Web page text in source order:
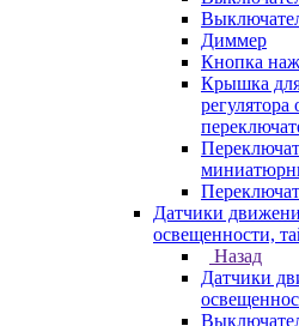
Диммер
Кнопка
Крышка
Датчики
освещенности,
Назад
Датчики